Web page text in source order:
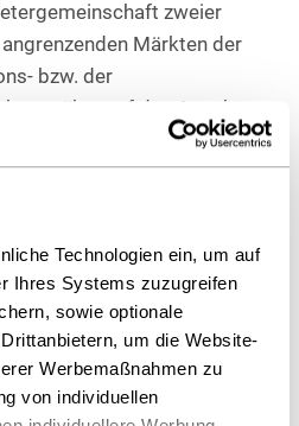
Technologien ein, um auf
Ihres Systems zuzugreifen
sowie optionale
um die Website-
Werbemaßnahmen zu
von individuellen
zweier
Märkten der
bzw. der
nur übertraf das Angebot
der öffentlichen
wurde das vorgesehene
(Federführung)
und Vertragsrecht)
LL.B. (Vergabe- und
alle